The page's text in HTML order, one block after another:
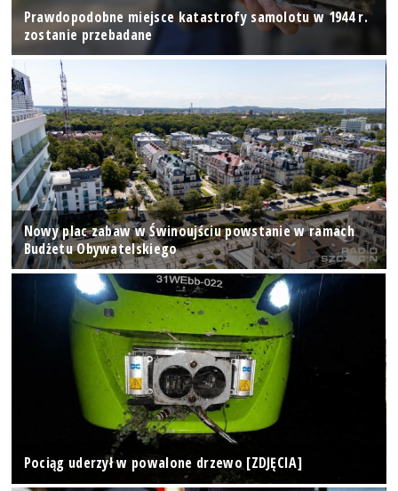
Prawdopodobne miejsce katastrofy samolotu w 1944 r.
zostanie przebadane
Nowy plac zabaw w Świnoujściu powstanie w ramach
Budżetu Obywatelskiego
Pociąg uderzył w powalone drzewo [ZDJĘCIA]